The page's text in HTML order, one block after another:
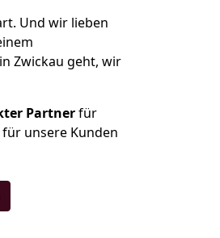
Und wir lieben
in Zwickau geht, wir
Partnerfür
für unsere Kunden